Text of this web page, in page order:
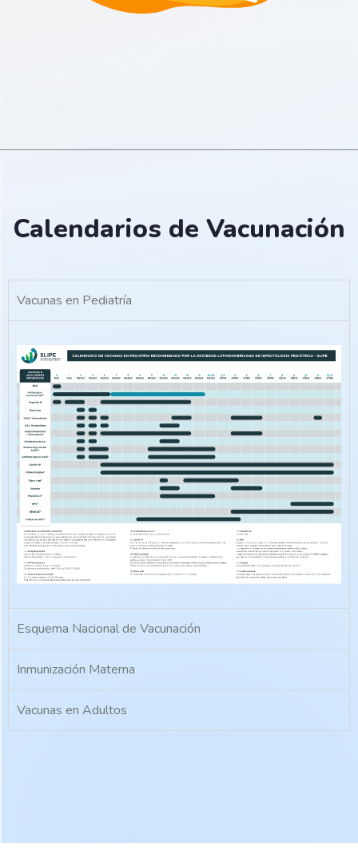
Calendarios de Vacunación
Vacunas en Pediatría
Esquema Nacional de Vacunación
Inmunización Materna
Vacunas en Adultos